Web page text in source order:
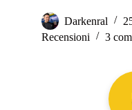
Darkenral
Recensioni
3